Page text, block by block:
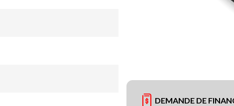
DEMANDE DE